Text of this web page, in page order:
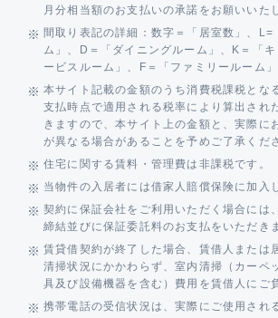
月分相当額のお支払いの承諾をお願いいた
間取り表記の詳細：数字＝「居室数」、L=
ム」、D＝「ダイニングルーム」、K＝「
ービスルーム」、F＝「ファミリールーム」
本サイト記載の金額のうち消費税課税とな
支払時点で適用される税率により算出され
きますので、本サイト上の金額と、実際に
が異なる場合があることを予めご了承くだ
住宅に関する賃料・管理費は非課税です。
当物件の入居者には借家人賠償保険に加入
契約に保証会社をご利用いただく場合には
締結並びに保証委託料のお支払をいただき
賃貸借契約が終了した場合、賃借人または
清掃状況にかかわらず、室内清掃（カーペ
具及び設備機器を含む）費用を賃借人にご
携帯電話の受信状況は、実際にご使用され